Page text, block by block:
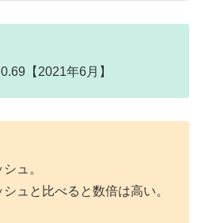
0.69【2021年6月】
ュ。
ュと比べると数倍は高い。